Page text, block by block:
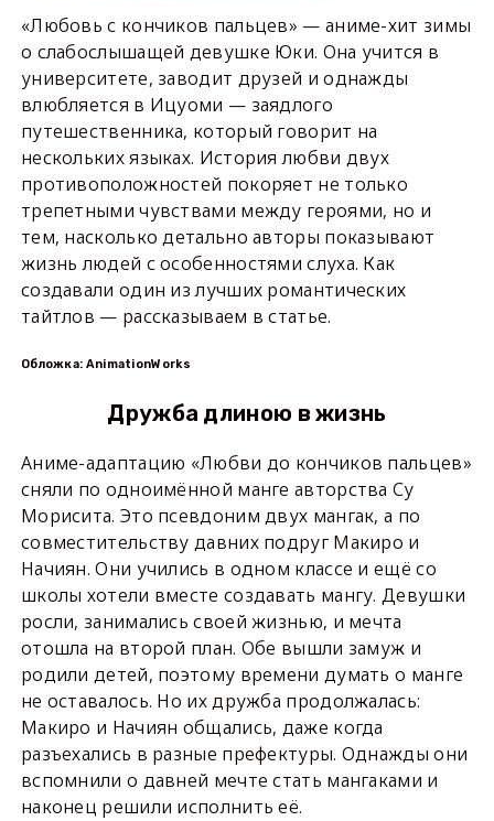
«Любовь с кончиков пальцев» — аниме-хит зимы
о слабослышащей девушке Юки. Она учится в
университете, заводит друзей и однажды
влюбляется в Ицуоми — заядлого
путешественника, который говорит на
нескольких языках. История любви двух
противоположностей покоряет не только
трепетными чувствами между героями, но и
тем, насколько детально авторы показывают
жизнь людей с особенностями слуха. Как
создавали один из лучших романтических
тайтлов — рассказываем в статье.
Обложка: AnimationWorks
Дружба длиною в жизнь
Аниме-адаптацию «Любви до кончиков пальцев»
сняли по одноимённой манге авторства Су
Морисита. Это псевдоним двух мангак, а по
совместительству давних подруг Макиро и
Начиян. Они учились в одном классе и ещё со
школы хотели вместе создавать мангу. Девушки
росли, занимались своей жизнью, и мечта
отошла на второй план. Обе вышли замуж и
родили детей, поэтому времени думать о манге
не оставалось. Но их дружба продолжалась:
Макиро и Начиян общались, даже когда
разъехались в разные префектуры. Однажды они
вспомнили о давней мечте стать мангаками и
наконец решили исполнить её.